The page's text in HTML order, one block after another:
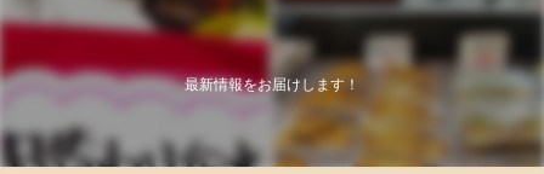
最新情報をお届けします！